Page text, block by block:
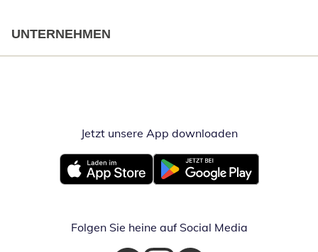
UNTERNEHMEN
Jetzt unsere App downloadenÖffnet in
Öffnet in neuem FensterÖffnet in neuem Fenster
Folgen Sie heine auf Social Media